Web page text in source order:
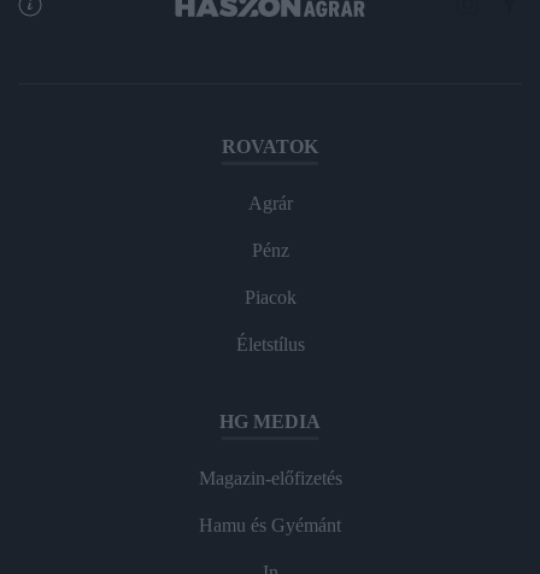
ROVATOK
Agrár
Pénz
Piacok
Életstílus
HG MEDIA
Magazin-előfizetés
Hamu és Gyémánt